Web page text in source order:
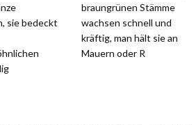
sie bedeckt
braungrünen Stämme
wachsen schnell und
kräftig, man hält sie an
Mauern oder R